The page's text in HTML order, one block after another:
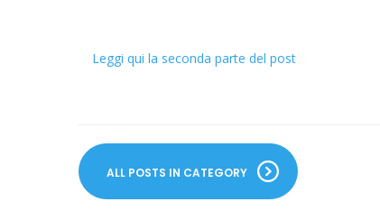
Leggi qui la seconda parte del post
ALL POSTS IN CATEGORY